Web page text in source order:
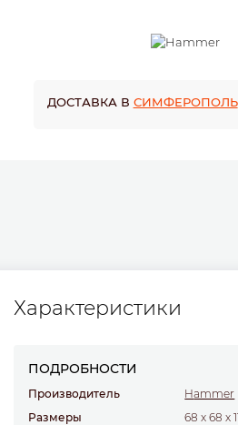
ДОСТАВКА В СИМФЕРОПОЛЬ
Характеристики
ПОДРОБНОСТИ
Производитель
Hammer
Размеры
68 x68 x